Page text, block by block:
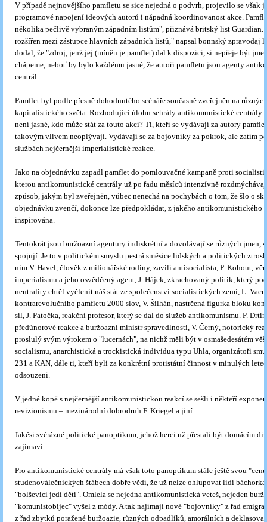
V případě nejnovějšího pamfletu se sice nejedná o podvrh, projevilo se však
programové napojení ideových autorů i nápadná koordinovanost akce.
několika pečlivě vybraným západním listům", přiznává britský list Guardian.
rozšířen mezi zástupce hlavních západních listů," napsal bonnský zpravodaj
dodal, že "zdroj, jenž jej (míněn je pamflet) dal k dispozici, si nepřeje být
chápeme, neboť by bylo každému jasné, že autoři pamfletu jsou agenty
centrál.
Pamflet byl podle přesně dohodnutého scénáře současně zveřejněn na
kapitalistického světa. Rozhodující úlohu sehrály antikomunistické centrály.
není jasné, kdo může stát za touto akcí? Ti, kteří se vydávají za autory
takovým vlivem neoplývají. Vydávají se za bojovníky za pokrok, ale zatím
službách nejčernější imperialistické reakce.
Jako na objednávku zapadl pamflet do pomlouvačné kampaně proti
kterou antikomunistické centrály už po řadu měsíců intenzívně
způsob, jakým byl zveřejněn, vůbec nenechá na pochybách o tom, že šlo o
objednávku zvenčí, dokonce lze předpokládat, z jakého antikomunistického
inspirována.
Tentokrát jsou buržoazní agentury indiskrétní a dovolávají se různých jmen,
spojují. Je to v politickém smyslu pestrá směsice lidských a politických
nim V. Havel, člověk z milionářské rodiny, zavilí antisocialista, P. Kohout,
imperialismu a jeho osvědčený agent, J. Hájek, zkrachovaný politik, který
neutrality chtěl vyčlenit náš stát ze společenství socialistických zemí, L.
kontrarevolučního pamfletu 2000 slov, V. Šilhán, nastrčená figurka bloku
sil, J. Patočka, reakční profesor, který se dal do služeb antikomunismu. P.
předúnorové reakce a buržoazní ministr spravedlnosti, V. Černý, notorický
proslulý svým výrokem o "lucernách", na nichž měli být v osmašedesátém
socialismu, anarchistická a trockistická individua typu Uhla, organizátoři
231 a KAN, dále ti, kteří byli za konkrétní protistátní činnost v minulých
odsouzeni.
V jedné kopě s nejčernější antikomunistickou reakcí se sešli i někteří
revizionismu – mezinárodní dobrodruh F. Kriegel a jiní.
Jakési svérázné politické panoptikum, jehož herci už přestali být domácím
zajímaví.
Pro antikomunistické centrály má však toto panoptikum stále ještě svou
studenoválečnických štábech dobře vědí, že už nelze ohlupovat lidi
"bolševici jedí děti". Omlela se nejedna antikomunistická veteš, nejeden
"komunistobijec" vyšel z módy. A tak najímají nové "bojovníky" z řad
z řad zbytků poražené buržoazie, různých odpadlíků, amorálních a